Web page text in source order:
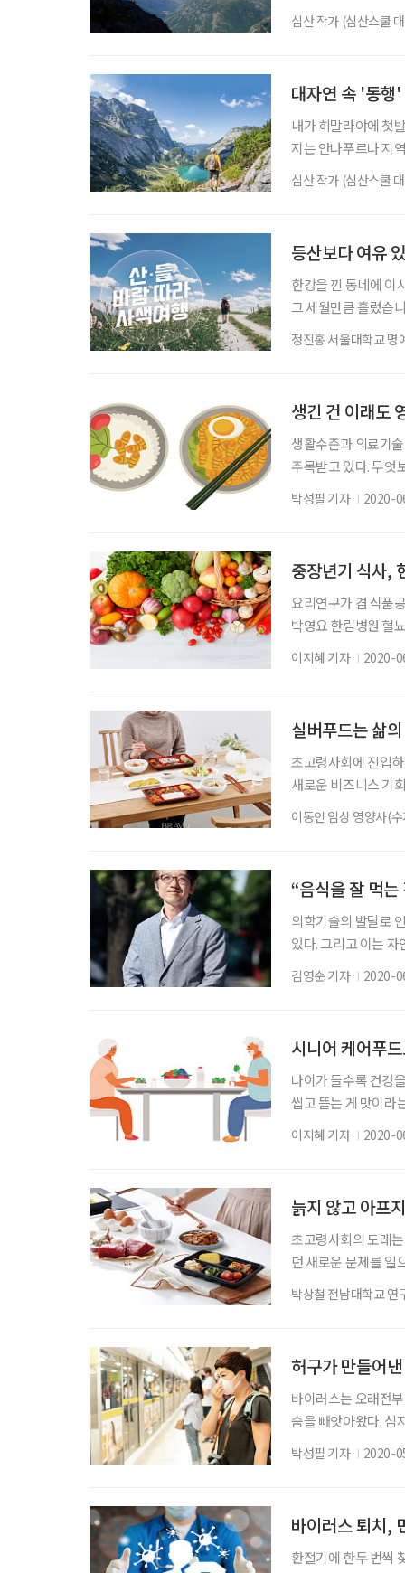
이다. 히말라야 지역
머니 사정이 가벼
심산 작가 (심산스쿨
대자연 속 '동행
내가 히말라야에 첫
지는 안나푸르나 지
고, 그저 푼힐 전망
(病)에 걸리기에 충
심산 작가 (심산스쿨
등산보다 여유
한강을 낀 동네에 이
그 세월만큼 흘렀습
이전에도 제 일상
을 열었을 때 저는
정진홍 서울대학교 명
생긴 건 이래도
생활수준과 의료기
주목받고 있다. 무엇
심이 높아졌다. 특
미래식품 트렌드
을 보
박성필 기자 2020-
중장년기 식사,
요리연구가 겸 식품
박영요 한림병원 혈
건강식품을 먹느냐
으로 챙기라는 것,
이지혜 기자 2020-
실버푸드는 삶
초고령사회에 진입
새로운 비즈니스 기
단순히 새롭고 혁
견이다. 푸드테크
요하다.
이동인 임상 영양사(
“음식을 잘 먹
의학기술의 발달로
있다. 그리고 이는 자
관심으로 이어졌다
되는 가운데, 최근
김영순 기자 2020-
시니어 케어푸
나이가 들수록 건강
씹고 뜯는 게 맛이라
자신이 없다. 이렇
케어푸드 시장이
이지혜 기자 2020-
늙지 않고 아프
초고령사회의 도래
던 새로운 문제를 일
혼선을 빚고 있다.
드, 푸드케어, 헬시
박상철 전남대학교 연
허구가 만들어
바이러스는 오래전
숨을 빼앗아왔다. 심
를 통해 전파되는
염증(코로나19) 확
박성필 기자 2020-
바이러스 퇴치,
환절기에 한두 번씩